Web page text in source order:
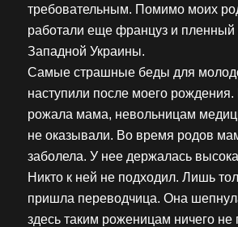
требовательным. Помимо моих
работали еще француз и пленный
Западной Украины.
Самые страшные беды для
наступили после моего
рожала мама, невольницам
не оказывали. Во время родов
заболела. У нее держалась
Никто к ней не подходил. Лишь
пришла переводчица. Она
здесь таким роженицам ничего